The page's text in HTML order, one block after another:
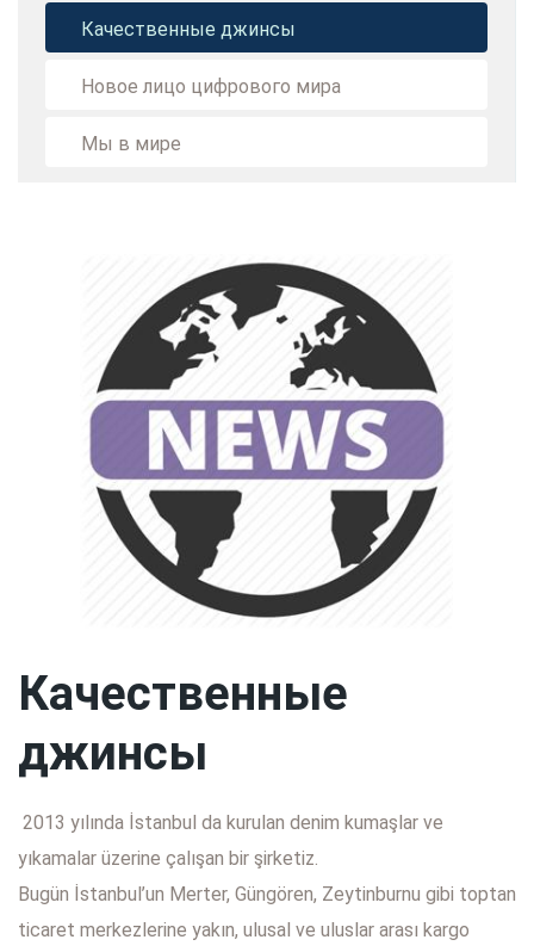
Качественные джинсы
Новое лицо цифрового мира
Мы в мире
Качественные
джинсы
2013 yılında İstanbul da kurulan denim kumaşlar ve
yıkamalar üzerine çalışan bir şirketiz.
Bugün İstanbul’un Merter, Güngören, Zeytinburnu gibi toptan
ticaret merkezlerine yakın, ulusal ve uluslar arası kargo